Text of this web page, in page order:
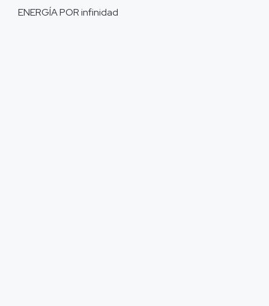
ENERGÍA PORinfinidad